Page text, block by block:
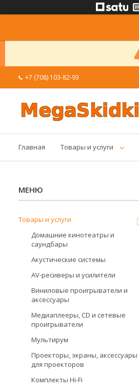
+7 (708) 103-82-93
Главная Товары и услуги
Товары и услуги
Домашние кинотеатры и
саундбары
Акустические системы
AV-ресиверы и усилители
Виниловые проигрыватели и
аксессуары
Медиаплееры, CD и сетевые
проигрыватели
Мультирум
Проекторы, экраны, аксессуары
для проекторов
Комплекты Hi-Fi